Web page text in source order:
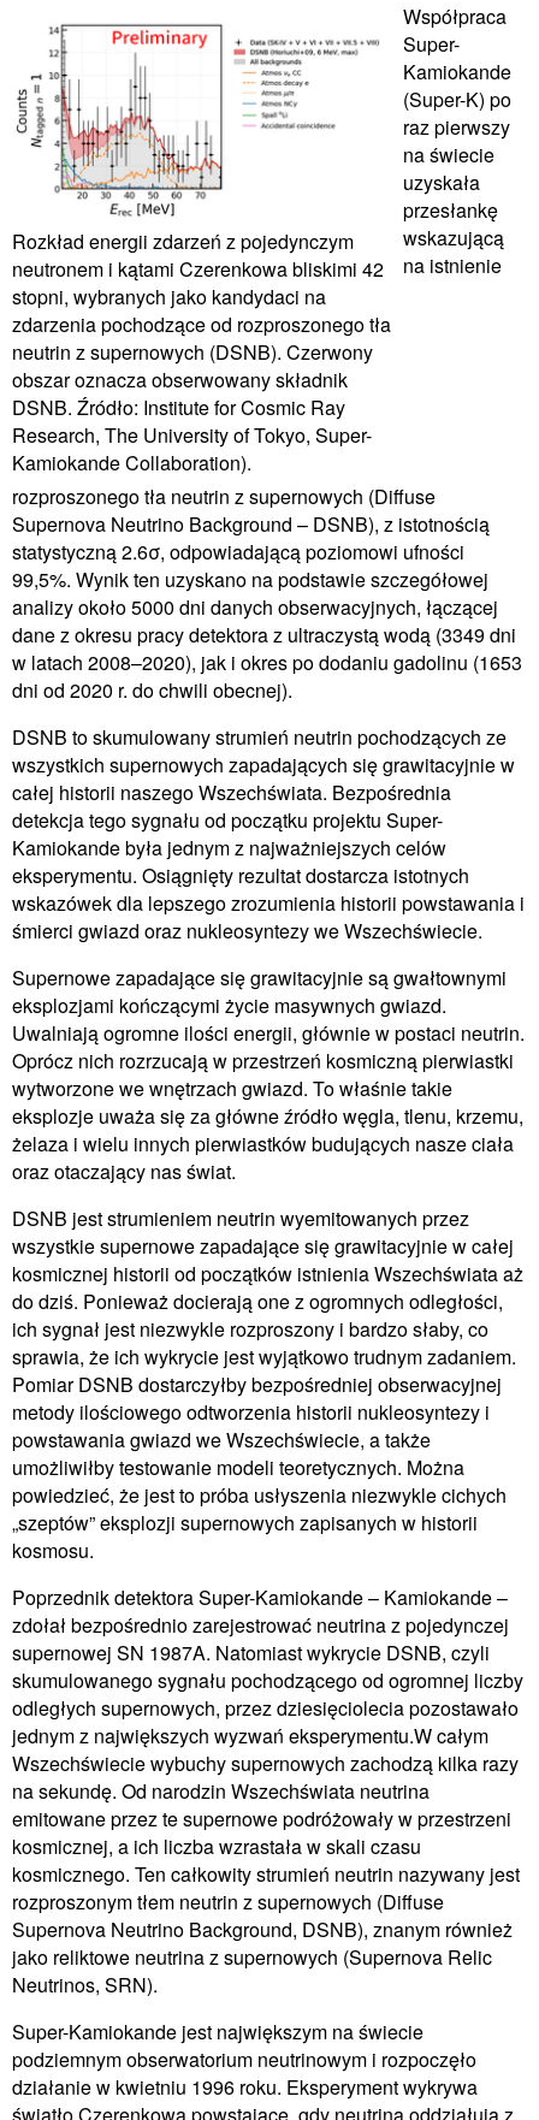
Rozkład energii zdarzeń z pojedynczym
neutronem i kątami Czerenkowa bliskimi 42
stopni, wybranych jako kandydaci na
zdarzenia pochodzące od rozproszonego tła
neutrin z supernowych (DSNB). Czerwony
obszar oznacza obserwowany składnik
DSNB. Źródło: Institute for Cosmic Ray
Research, The University of Tokyo, Super-
Kamiokande Collaboration).
Współpraca
Super-
Kamiokande
(Super-K) po
raz pierwszy
na świecie
uzyskała
przesłankę
wskazującą
na istnienie
rozproszonego tła neutrin z supernowych (Diffuse
Supernova Neutrino Background – DSNB), z istotnością
statystyczną 2.6σ, odpowiadającą poziomowi ufności
99,5%. Wynik ten uzyskano na podstawie szczegółowej
analizy około 5000 dni danych obserwacyjnych, łączącej
dane z okresu pracy detektora z ultraczystą wodą (3349 dni
w latach 2008–2020), jak i okres po dodaniu gadolinu (1653
dni od 2020 r. do chwili obecnej).
DSNB to skumulowany strumień neutrin pochodzących ze
wszystkich supernowych zapadających się grawitacyjnie w
całej historii naszego Wszechświata. Bezpośrednia
detekcja tego sygnału od początku projektu Super-
Kamiokande była jednym z najważniejszych celów
eksperymentu. Osiągnięty rezultat dostarcza istotnych
wskazówek dla lepszego zrozumienia historii powstawania i
śmierci gwiazd oraz nukleosyntezy we Wszechświecie.
Supernowe zapadające się grawitacyjnie są gwałtownymi
eksplozjami kończącymi życie masywnych gwiazd.
Uwalniają ogromne ilości energii, głównie w postaci neutrin.
Oprócz nich rozrzucają w przestrzeń kosmiczną pierwiastki
wytworzone we wnętrzach gwiazd. To właśnie takie
eksplozje uważa się za główne źródło węgla, tlenu, krzemu,
żelaza i wielu innych pierwiastków budujących nasze ciała
oraz otaczający nas świat.
DSNB jest strumieniem neutrin wyemitowanych przez
wszystkie supernowe zapadające się grawitacyjnie w całej
kosmicznej historii od początków istnienia Wszechświata aż
do dziś. Ponieważ docierają one z ogromnych odległości,
ich sygnał jest niezwykle rozproszony i bardzo słaby, co
sprawia, że ich wykrycie jest wyjątkowo trudnym zadaniem.
Pomiar DSNB dostarczyłby bezpośredniej obserwacyjnej
metody ilościowego odtworzenia historii nukleosyntezy i
powstawania gwiazd we Wszechświecie, a także
umożliwiłby testowanie modeli teoretycznych. Można
powiedzieć, że jest to próba usłyszenia niezwykle cichych
„szeptów” eksplozji supernowych zapisanych w historii
kosmosu.
Poprzednik detektora Super-Kamiokande – Kamiokande –
zdołał bezpośrednio zarejestrować neutrina z pojedynczej
supernowej SN 1987A. Natomiast wykrycie DSNB, czyli
skumulowanego sygnału pochodzącego od ogromnej liczby
odległych supernowych, przez dziesięciolecia pozostawało
jednym z największych wyzwań eksperymentu.W całym
Wszechświecie wybuchy supernowych zachodzą kilka razy
na sekundę. Od narodzin Wszechświata neutrina
emitowane przez te supernowe podróżowały w przestrzeni
kosmicznej, a ich liczba wzrastała w skali czasu
kosmicznego. Ten całkowity strumień neutrin nazywany jest
rozproszonym tłem neutrin z supernowych (Diffuse
Supernova Neutrino Background, DSNB), znanym również
jako reliktowe neutrina z supernowych (Supernova Relic
Neutrinos, SRN).
Super-Kamiokande jest największym na świecie
podziemnym obserwatorium neutrinowym i rozpoczęło
działanie w kwietniu 1996 roku. Eksperyment wykrywa
światło Czerenkowa powstające, gdy neutrina oddziałują z